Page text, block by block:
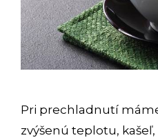
Pri prechladnutí
zvýšenú teplotu,